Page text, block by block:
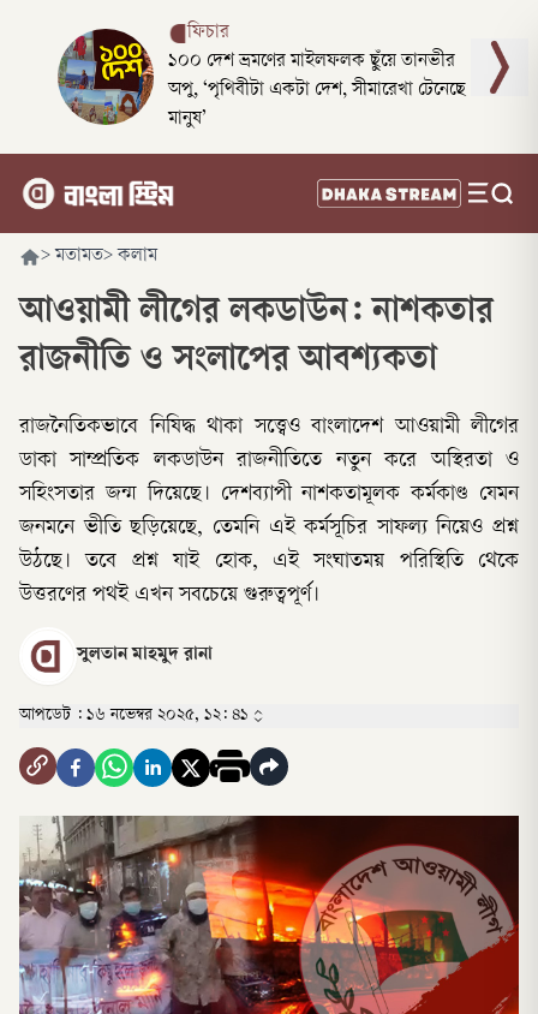
ফিচার
১০০ দেশ ভ্রমণের মাইলফলক ছুঁয়ে তানভীর
অপু, ‘পৃথিবীটা একটা দেশ, সীমারেখা টেনেছে
মানুষ’
> মতামত> কলাম
আওয়ামী লীগের লকডাউন: নাশকতার
রাজনীতি ও সংলাপের আবশ্যকতা
রাজনৈতিকভাবে নিষিদ্ধ থাকা সত্ত্বেও বাংলাদেশ আওয়ামী লীগের
ডাকা সাম্প্রতিক লকডাউন রাজনীতিতে নতুন করে অস্থিরতা ও
সহিংসতার জন্ম দিয়েছে। দেশব্যাপী নাশকতামূলক কর্মকাণ্ড যেমন
জনমনে ভীতি ছড়িয়েছে, তেমনি এই কর্মসূচির সাফল্য নিয়েও প্রশ্ন
উঠছে। তবে প্রশ্ন যাই হোক, এই সংঘাতময় পরিস্থিতি থেকে
উত্তরণের পথই এখন সবচেয়ে গুরুত্বপূর্ণ।
সুলতান মাহমুদ রানা
আপডেট : ১৬ নভেম্বর ২০২৫, ১২: ৪১